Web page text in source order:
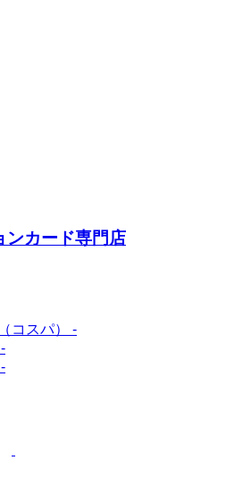
ンカード専門店
コスパ） -
-
-